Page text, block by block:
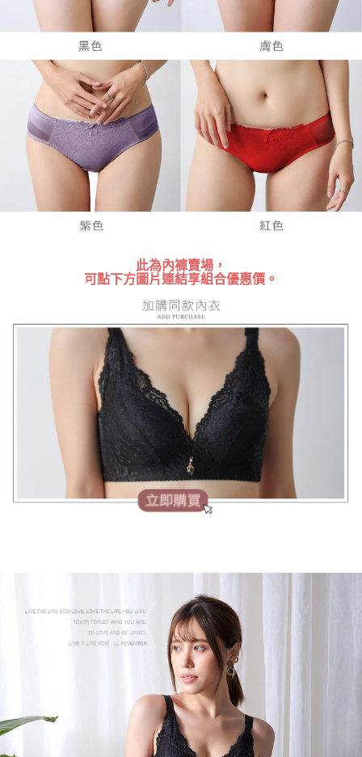
１．透過由恩沛科技股份有限公司提供之「AFTEE先享後付」服務完成之交
易，需依本服務之必要範圍內提供個人資料，並將交易相關給付款項請求債
權轉讓予恩沛科技股份有限公司。
２．關於個人資料處理事宜，請瀏覽以下網址：
https://aftee.tw/terms/#terms3
３．未成年的使用者請事先徵得法定代理人或監護人之同意方可使用
「AFTEE先享後付」，若未經同意申辦者引起之損失，本公司不負相關責
任。
４．使用「AFTEE先享後付」時，將依據個別帳號之用戶狀況，依本公司即
時審查核予不同之上限額度；若仍有額度不足之情形，本公司將視審查結果
請求用戶進行身份認證。
５．嚴禁一人註冊多個帳號或使用他人資訊註冊。若發現惡意使用之情形，
恩沛科技股份有限公司將有權停止該用戶之使用額度並採取法律行動。
每筆NT$80，滿NT$899(含以上)免運費
此為內褲賣場，
可點下方圖片連結享組合優惠價。